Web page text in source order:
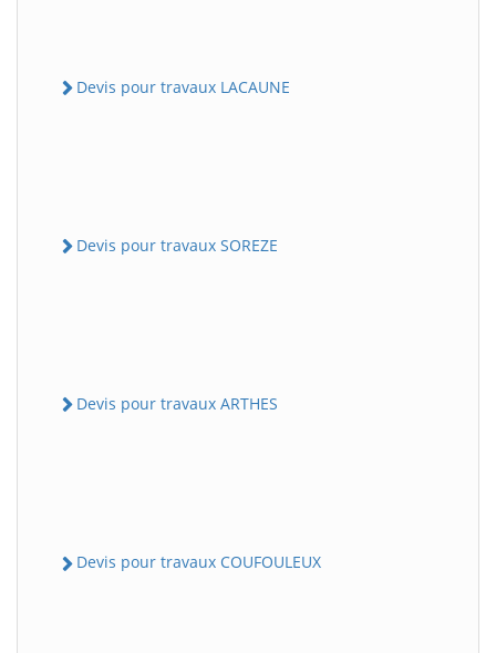
Devis pour travaux LACAUNE
Devis pour travaux SOREZE
Devis pour travaux ARTHES
Devis pour travaux COUFOULEUX